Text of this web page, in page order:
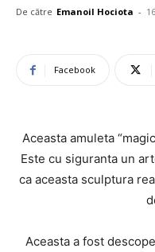
De către Emanoil Hociota -
Facebook
Aceasta amuleta
Este cu siguranta un
ca aceasta sculptura
Aceasta a fost